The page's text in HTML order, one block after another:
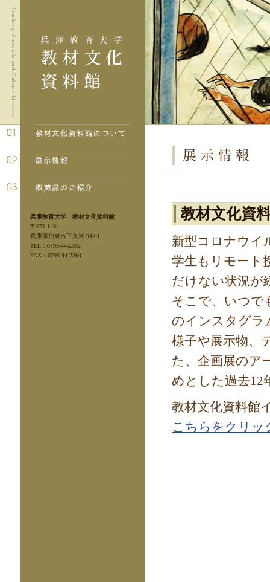
教材文化資
新型コロナウイ
学生もリモート
だけない状況が
そこで、いつで
のインスタグラ
様子や展示物、
た、企画展のア
めとした過去
教材文化資料館
こちらをクリッ
兵庫教育大学 教材文化資料館
〒673-1494
兵庫県加東市下久米 942-1
TEL：0795-44-2362
FAX：0795-44-2364